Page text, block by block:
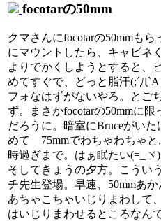
focotarの50mm
クマさんにfocotarの50mmも
にマウントしたら、キャビネ
よりでかくしようとすると、
めてすぐで、どっと脂汗
フォなはずがないやろ。とご
ず。まさかfocotarの50mmに
だろうに。暗室にBruceがい
めて 75mmでわちゃわちゃ
時過ぎまで。はぁ眠たい(=_ヾ
そしてきょうの夕方。こうい
チ先生登場。早速、50mmあ
あちゃこちゃいじりまわして
はいじりまわせるところなん